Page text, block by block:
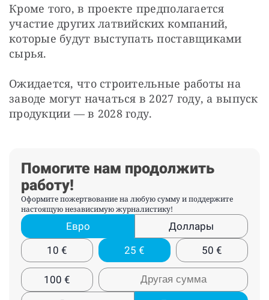
Кроме того, в проекте предполагается
участие других латвийских компаний,
которые будут выступать поставщиками
сырья.
Ожидается, что строительные работы на
заводе могут начаться в 2027 году, а выпуск
продукции — в 2028 году.
Помогите нам продолжить
работу!
Оформите пожертвование на любую сумму и поддержите
настоящую независимую журналистику!
Евро
Доллары
10 € 25 € 50 €
100 €